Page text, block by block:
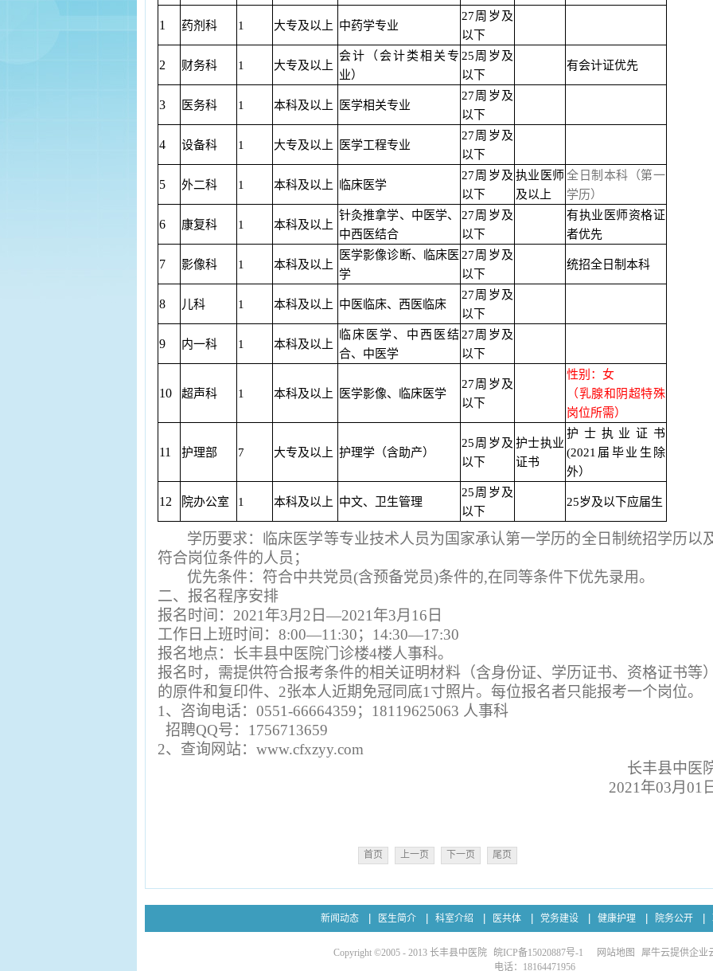
1 药剂科 1 大专及以上 中药学专业
27周岁及
以下
2 财务科 1 大专及以上
会计（会计类相关专
业）
25周岁及
以下
有会计证优先
3 医务科 1 本科及以上 医学相关专业
27周岁及
以下
4 设备科 1 大专及以上 医学工程专业
27周岁及
以下
5 外二科 1 本科及以上 临床医学
27周岁及
以下
执业医师
及以上
全日制本科（第一
学历）
6 康复科 1 本科及以上
针灸推拿学、中医学、
中西医结合
27周岁及
以下
有执业医师资格证
者优先
7 影像科 1 本科及以上
医学影像诊断、临床医
学
27周岁及
以下
统招全日制本科
8 儿科 1 本科及以上 中医临床、西医临床
27周岁及
以下
9 内一科 1 本科及以上
临床医学、中西医结
合、中医学
27周岁及
以下
10 超声科 1 本科及以上 医学影像、临床医学
27周岁及
以下
性别：女
（乳腺和阴超特殊
岗位所需）
11 护理部 7 大专及以上 护理学（含助产）
25周岁及
以下
护士执业
证书
护士执业证书
(2021届毕业生除
外）
12 院办公室 1 本科及以上 中文、卫生管理
25周岁及
以下
25岁及以下应届生
学历要求：临床医学等专业技术人员为国家承认第一学历的全日制统招学历以
符合岗位条件的人员；
优先条件：符合中共党员(含预备党员)条件的,在同等条件下优先录用。
二、报名程序安排
报名时间：2021年3月2日—2021年3月16日
工作日上班时间：8:00—11:30；14:30—17:30
报名地点：长丰县中医院门诊楼4楼人事科。
报名时，需提供符合报考条件的相关证明材料（含身份证、学历证书、资格证书等
的原件和复印件、2张本人近期免冠同底1寸照片。每位报名者只能报考一个岗位。
1 、咨询电话：0551-66664359；18119625063 人事科
招聘QQ号：1756713659
2、查询网站：www.cfxzyy.com
长丰县中医
2021 年03月01
首页 上一页 下一页 尾页
新闻动态 医生简介 科室介绍 医共体 党务建设 健康护理 院务公开
Copyright ©2005 - 2013 长丰县中医院 皖ICP备15020887号-1 网站地图
犀牛云提供企业
电话：18164471956